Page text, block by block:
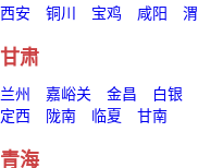
西安 铜川 宝鸡 咸阳
甘肃
兰州 嘉峪关 金昌 白银
定西
陇南 临夏 甘南
青海